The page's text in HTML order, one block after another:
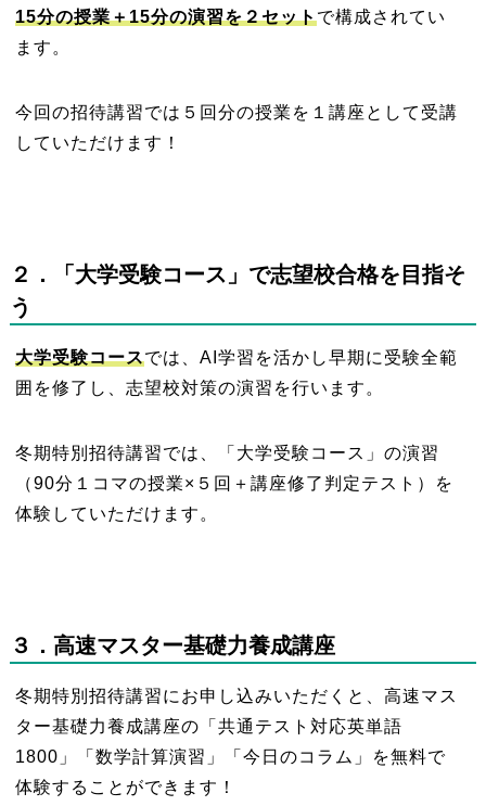
15分の授業＋15分の演習を２セットで構成されてい
ます。
今回の招待講習では５回分の授業を１ 講座として受講
していただけます！
２ ．「大学受験コース」で志望校合格を目指そ
う
大学受験コースでは、AI学習を活かし早期に受験全範
囲を修了し、志望校対策の演習を行います。
冬期特別招待講習では、「大学受験コース」の演習
（90分１コマの授業×５回＋講座修了判定テスト）を
体験していただけます。
３ ．高速マスター基礎力養成講座
冬期特別招待講習にお申し込みいただくと、高速マス
ター基礎力養成講座の「共通テスト対応英単語
1800」「数学計算演習」「今日のコラム」を無料で
体験することができます！